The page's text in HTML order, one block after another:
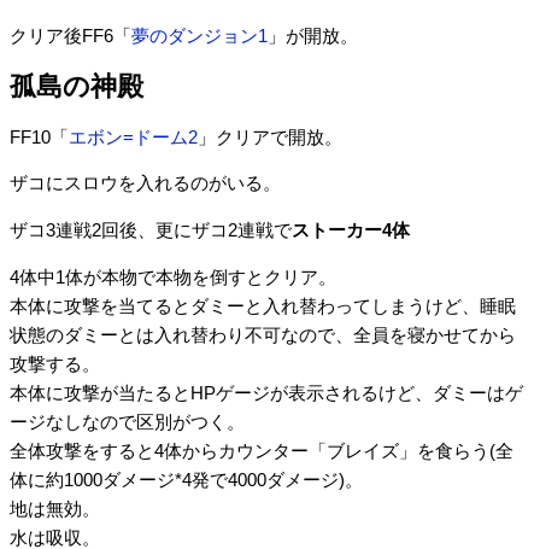
クリア後FF6「夢のダンジョン1 」が開放。
孤島の神殿
FF10「 エボン=ドーム2 」クリアで開放。
ザコにスロウを入れるのがいる。
ザコ3連戦2回後、更にザコ2連戦でストーカー4体
4体中1体が本物で本物を倒すとクリア。
本体に攻撃を当てるとダミーと入れ替わってしまうけど、睡眠
状態のダミーとは入れ替わり不可なので、全員を寝かせてから
攻撃する。
本体に攻撃が当たるとHPゲージが表示されるけど、ダミーはゲ
ージなしなので区別がつく。
全体攻撃をすると4体からカウンター「ブレイズ」を食らう(全
体に約1000ダメージ*4発で4000ダメージ)。
地は無効。
水は吸収。